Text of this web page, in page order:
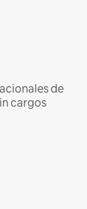
de
cargos